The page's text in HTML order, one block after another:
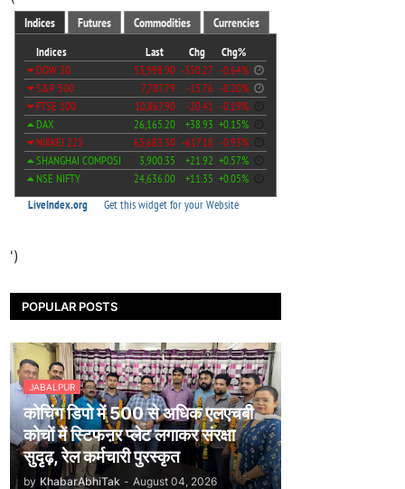
')
POPULAR POSTS
JABALPUR
कोचिंग डिपो में 500 से अधिक एलएचबी
कोचों में स्टिफऩर प्लेट लगाकर संरक्षा
सुदृढ़, रेल कर्मचारी पुरस्कृत
by KhabarAbhiTak - August 04, 2026